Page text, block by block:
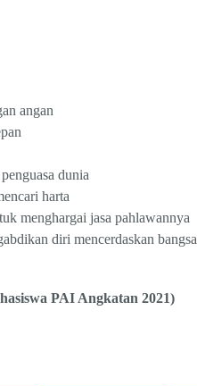
angan
dunia
harta
menghargai jasa pahlawannya
diri mencerdaskan bangsa
PAI Angkatan 2021)